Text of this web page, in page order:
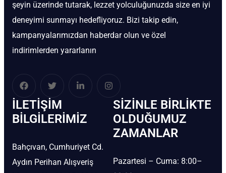
şeyin üzerinde tutarak, lezzet yolculuğunuzda size en iyi
deneyimi sunmayı hedefliyoruz. Bizi takip edin,
kampanyalarımızdan haberdar olun ve özel
indirimlerden yararlanın
İLETIŞIM
BİLGILERIMIZ
Bahçıvan, Cumhuriyet Cd.
Aydın Perihan Alışveriş
SIZINLE BIRLIKTE
OLDUĞUMUZ
ZAMANLAR
Pazartesi – Cuma: 8:00–